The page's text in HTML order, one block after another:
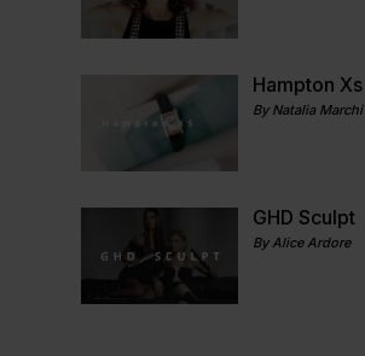
Hampton Xs
By Natalia Marchi
GHD Sculpt
By Alice Ardore